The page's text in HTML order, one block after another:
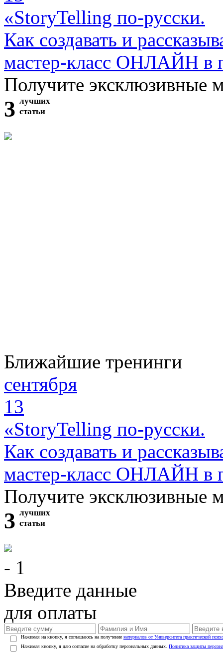
«StoryTelling по-русски.
Как создавать и
мастер-класс ОНЛАЙН в
Получите эксклюзивные
3 лучших
статьи
Ближайшие тренинги
сентября
13
«StoryTelling по-русски.
Как создавать и
мастер-класс ОНЛАЙН в
Получите эксклюзивные
3 лучших
статьи
- 1
Введите данные
для оплаты
Нажимая на кнопку, я соглашаюсь на получение материалов от Университета практической
Нажимая кнопку, я даю согласие на обработку персональных данных. Политика защиты